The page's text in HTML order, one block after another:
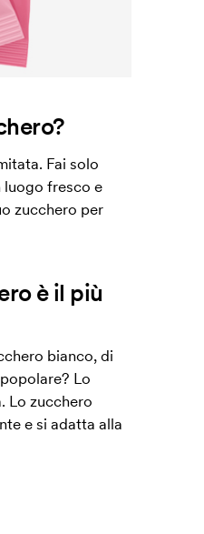
Fai solo
luogo fresco e
zucchero per
è il più
bianco, di
Lo
Lo zucchero
e si adatta alla